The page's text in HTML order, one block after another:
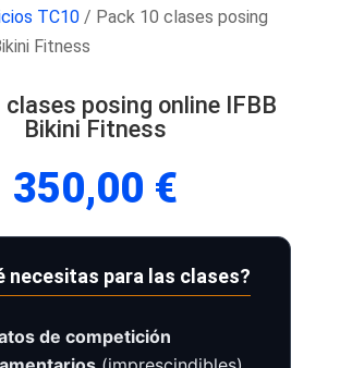
TC10/ Pack 10 clases posing
Fitness
clases posing online IFBB
Bikini Fitness
350,00 €
necesitas para las clases?
de competición